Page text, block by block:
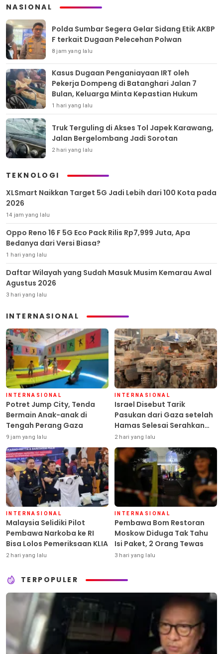
NASIONAL
Polda Sumbar Segera Gelar Sidang Etik AKBP
F terkait Dugaan Pelecehan Polwan
8 jam yang lalu
Kasus Dugaan Penganiayaan IRT oleh
Pekerja Dompeng di Batanghari Jalan 7
Bulan, Keluarga Minta Kepastian Hukum
1 hari yang lalu
Truk Terguling di Akses Tol Japek Karawang,
Jalan Bergelombang Jadi Sorotan
2 hari yang lalu
TEKNOLOGI
XLSmart Naikkan Target 5G Jadi Lebih dari 100 Kota pada
2026
14 jam yang lalu
Oppo Reno 16 F 5G Eco Pack Rilis Rp7,999 Juta, Apa
Bedanya dari Versi Biasa?
1 hari yang lalu
Daftar Wilayah yang Sudah Masuk Musim Kemarau Awal
Agustus 2026
3 hari yang lalu
INTERNASIONAL
INTERNASIONAL
Potret Jump City, Tenda
Bermain Anak-anak di
Tengah Perang Gaza
9 jam yang lalu
INTERNASIONAL
Israel Disebut Tarik
Pasukan dari Gaza setelah
Hamas Selesai Serahkan
Senjata
2 hari yang lalu
INTERNASIONAL
Malaysia Selidiki Pilot
Pembawa Narkoba ke RI
Bisa Lolos Pemeriksaan KLIA
2 hari yang lalu
INTERNASIONAL
Pembawa Bom Restoran
Moskow Diduga Tak Tahu
Isi Paket, 2 Orang Tewas
3 hari yang lalu
TERPOPULER